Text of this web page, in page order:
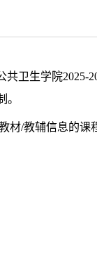
共卫生学院2025-
。
材/教辅信息的课